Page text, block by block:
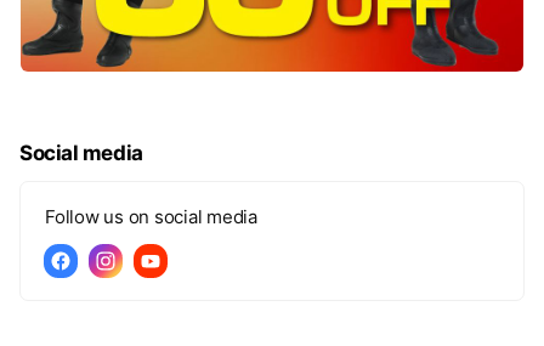
Social media
Follow us on social media